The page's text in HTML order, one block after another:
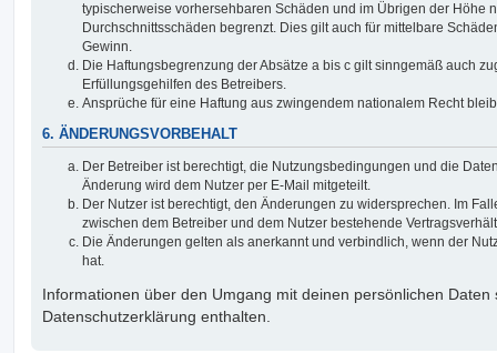
typischerweise vorhersehbaren Schäden und im Übrigen der Höhe
Durchschnittsschäden begrenzt. Dies gilt auch für mittelbare
Gewinn.
Die Haftungsbegrenzung der Absätze a bis c gilt sinngemäß auch
Erfüllungsgehilfen des Betreibers.
Ansprüche für eine Haftung aus zwingendem nationalem Recht
6. ÄNDERUNGSVORBEHALT
Der Betreiber ist berechtigt, die Nutzungsbedingungen und die
Änderung wird dem Nutzer per E-Mail mitgeteilt.
Der Nutzer ist berechtigt, den Änderungen zu widersprechen. Im
zwischen dem Betreiber und dem Nutzer bestehende
Die Änderungen gelten als anerkannt und verbindlich, wenn der
hat.
Informationen über den Umgang mit deinen persönlichen Daten
Datenschutzerklärung enthalten.